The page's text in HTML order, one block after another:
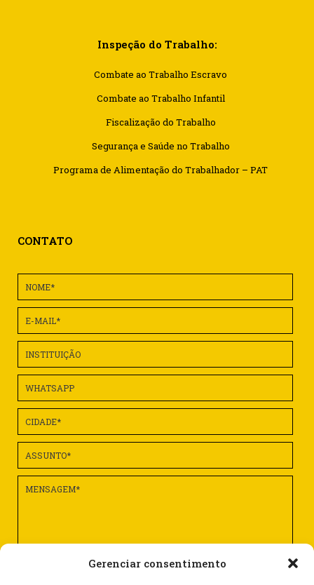
Gerenciar consentimento
Inspeção do Trabalho:
Combate ao Trabalho Escravo
Combate ao Trabalho Infantil
Fiscalização do Trabalho
Segurança e Saúde no Trabalho
Programa de Alimentação do Trabalhador – PAT
CONTATO